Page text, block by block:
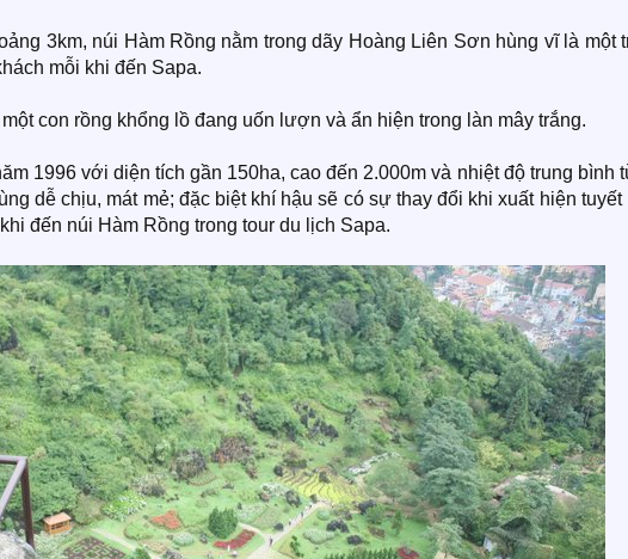
3km, núi Hàm Rồng nằm trong dãy Hoàng Liên Sơn hùng vĩ là một
mỗi khi đến Sapa.
con rồng khổng lồ đang uốn lượn và ẩn hiện trong làn mây trắng.
1996 với diện tích gần 150ha, cao đến 2.000m và nhiệt độ trung bình
dễ chịu, mát mẻ; đặc biệt khí hậu sẽ có sự thay đổi khi xuất hiện tuyết
đến núi Hàm Rồng trong tour du lịch Sapa.